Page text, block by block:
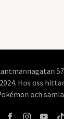
Hos oss
och